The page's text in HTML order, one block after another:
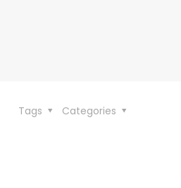
Categories
Tags